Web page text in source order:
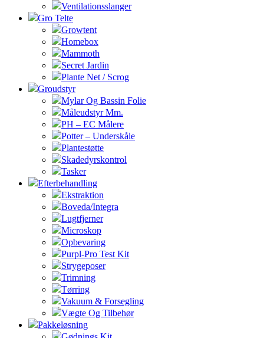
Ventilationsslanger
Gro Telte
Growtent
Homebox
Mammoth
Secret Jardin
Plante Net / Scrog
Groudstyr
Mylar Og Bassin Folie
Måleudstyr Mm.
PH – EC Målere
Potter – Underskåle
Plantestøtte
Skadedyrskontrol
Tasker
Efterbehandling
Ekstraktion
Boveda/Integra
Lugtfjerner
Microskop
Opbevaring
Purpl-Pro Test Kit
Strygeposer
Trimning
Tørring
Vakuum & Forsegling
Vægte Og Tilbehør
Pakkeløsning